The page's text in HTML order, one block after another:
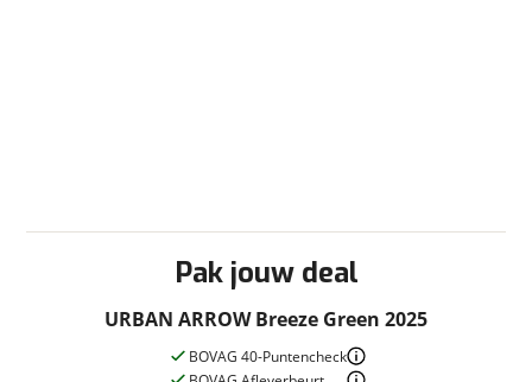
Pak jouw deal
URBAN ARROW Breeze Green 2025
BOVAG 40-Puntencheck